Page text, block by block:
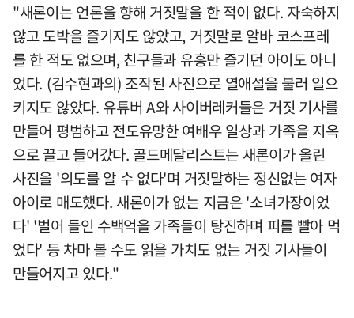
"새론이는 언론을 향해 거짓말을 한 적이 없다. 자숙하지
않고 도박을 즐기지도 않았고, 거짓말로 알바 코스프레
를 한 적도 없으며, 친구들과 유흥만 즐기던 아이도 아니
었다. (김수현과의) 조작된 사진으로 열애설을 불러 일으
키지도 않았다. 유튜버 A와 사이버레커들은 거짓 기사를
만들어 평범하고 전도유망한 여배우 일상과 가족을 지옥
으로 끌고 들어갔다. 골드메달리스트는 새론이가 올린
사진을 '의도를 알 수 없다'며 거짓말하는 정신없는 여자
아이로 매도했다. 새론이가 없는 지금은 '소녀가장이었
다' '벌어 들인 수백억을 가족들이 탕진하며 피를 빨아 먹
었다' 등 차마 볼 수도 읽을 가치도 없는 거짓 기사들이
만들어지고 있다."